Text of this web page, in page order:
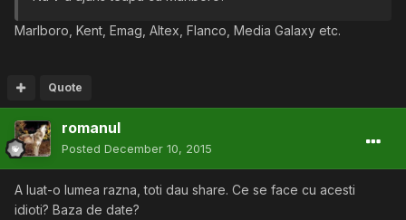
Marlboro, Kent, Emag, Altex, Flanco, Media Galaxy etc.
Quote
romanul
Posted December 10, 2015
A luat-o lumea razna, toti dau share. Ce se face cu acesti
idioti? Baza de date?